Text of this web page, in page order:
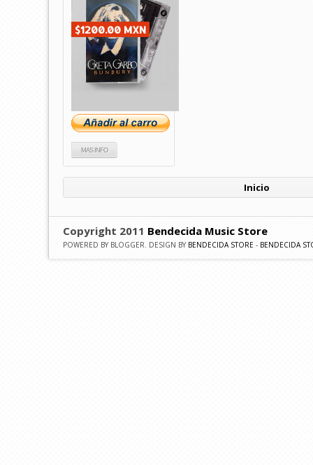
$1200.00 MXN
MAS INFO
Inicio
Copyright 2011 Bendecida Music Store
POWERED BY BLOGGER. DESIGN BY BENDECIDA STORE - BENDECIDA